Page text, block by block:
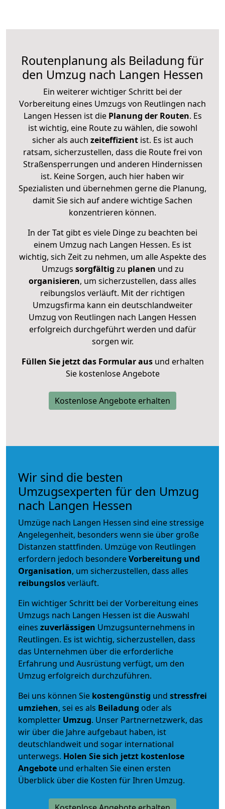
Routenplanung als Beiladung für
den Umzug nach Langen Hessen
Ein weiterer wichtiger Schritt bei der
Vorbereitung eines Umzugs von Reutlingen nach
Langen Hessen ist diePlanung der Routen. Es
ist wichtig, eine Route zu wählen, die sowohl
sicher als auch zeiteffizientist. Es ist auch
ratsam, sicherzustellen, dass die Route frei von
Straßensperrungen und anderen Hindernissen
ist. Keine Sorgen, auch hier haben wir
Spezialisten und übernehmen gerne die Planung,
damit Sie sich auf andere wichtige Sachen
konzentrieren können.
In der Tat gibt es viele Dinge zu beachten bei
einem Umzug nach Langen Hessen. Es ist
wichtig, sich Zeit zu nehmen, um alle Aspekte des
Umzugs sorgfältig zu planen und zu
organisieren, um sicherzustellen, dass alles
reibungslos verläuft. Mit der richtigen
Umzugsfirma kann ein deutschlandweiter
Umzug von Reutlingen nach Langen Hessen
erfolgreich durchgeführt werden und dafür
sorgen wir.
Füllen Sie jetzt das Formular ausund erhalten
Sie kostenlose Angebote
Kostenlose Angebote erhalten
Wir sind die besten
Umzugsexperten für den Umzug
nach Langen Hessen
Umzüge nach Langen Hessen sind eine stressige
Angelegenheit, besonders wenn sie über große
Distanzen stattfinden. Umzüge von Reutlingen
erfordern jedoch besondereVorbereitung und
Organisation, um sicherzustellen, dass alles
reibungslosverläuft.
Ein wichtiger Schritt bei der Vorbereitung eines
Umzugs nach Langen Hessen ist die Auswahl
eines zuverlässigen Umzugsunternehmens in
Reutlingen. Es ist wichtig, sicherzustellen, dass
das Unternehmen über die erforderliche
Erfahrung und Ausrüstung verfügt, um den
Umzug erfolgreich durchzuführen.
Bei uns können Sie kostengünstig und stressfrei
umziehen, sei es als Beiladung oder als
kompletter Umzug. Unser Partnernetzwerk, das
wir über die Jahre aufgebaut haben, ist
deutschlandweit und sogar international
unterwegs. Holen Sie sich jetzt kostenlose
Angebote und erhalten Sie einen ersten
Überblick über die Kosten für Ihren Umzug.